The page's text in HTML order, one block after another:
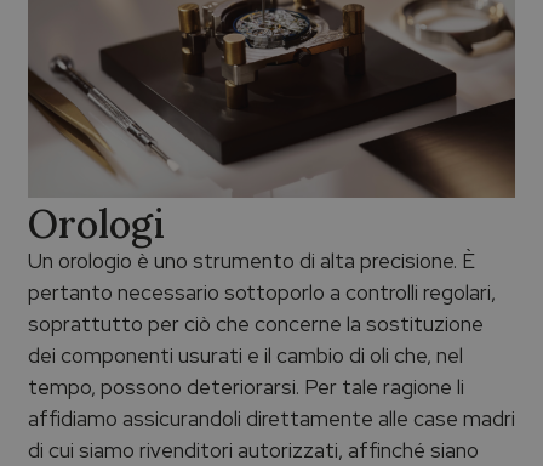
Orologi
Un orologio è uno strumento di alta precisione. È
pertanto necessario sottoporlo a controlli regolari,
soprattutto per ciò che concerne la sostituzione
dei componenti usurati e il cambio di oli che, nel
tempo, possono deteriorarsi. Per tale ragione li
affidiamo assicurandoli direttamente alle case madri
di cui siamo rivenditori autorizzati, affinché siano